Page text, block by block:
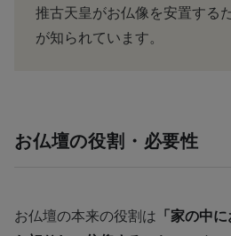
推古天皇がお仏像を安置する
が知られています。
お仏壇の役割・必要性
お仏壇の本来の役割は 「家の中